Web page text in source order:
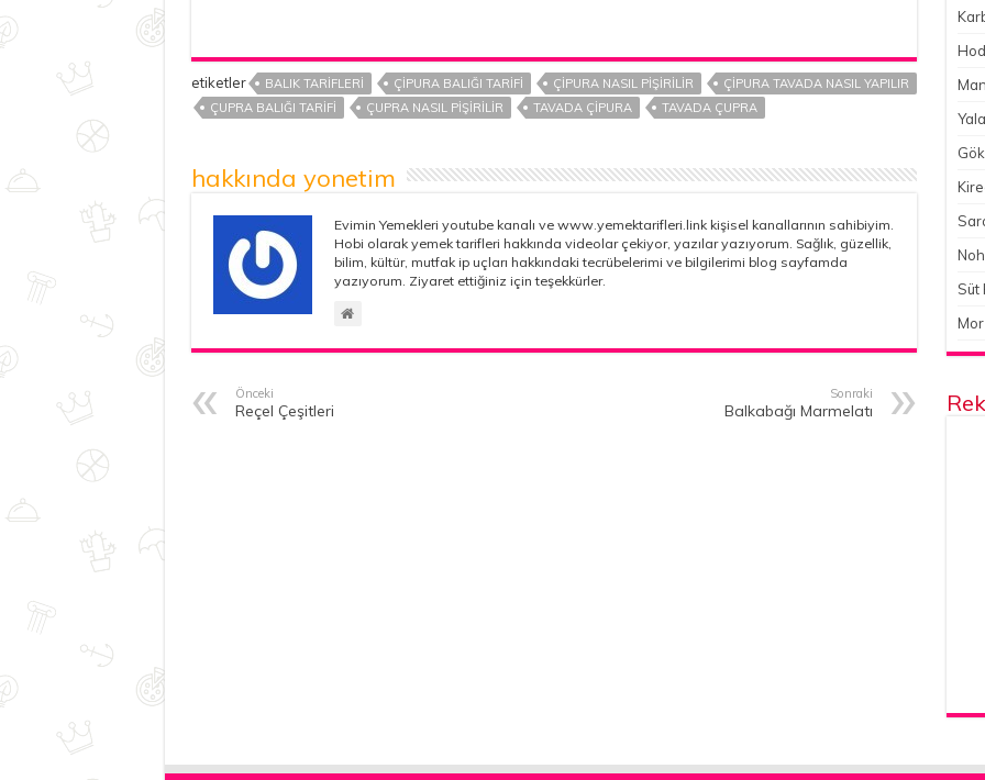
etiketler BALIK TARIFLERI ÇIPURA BALIĞI TARIFI ÇIPURA NASIL PIŞIRILIR
ÇIPURA TAVADA NASIL YAPILIR
ÇUPRA BALIĞI TARIFI
ÇUPRA NASIL PIŞIRILIR TAVADA ÇIPURA TAVADA ÇUPRA
hakkında yonetim
Evimin Yemekleri youtube kanalı ve www.yemektarifleri.link kişisel kanallarının sahibiyim.
Hobi olarak yemek tarifleri hakkında videolar çekiyor, yazılar yazıyorum. Sağlık, güzellik,
bilim, kültür, mutfak ip uçları hakkındaki tecrübelerimi ve bilgilerimi blog sayfamda
yazıyorum. Ziyaret ettiğiniz için teşekkürler.
Önceki
Reçel Çeşitleri
Sonraki
Balkabağı Marmelatı
Süt